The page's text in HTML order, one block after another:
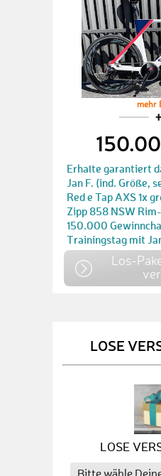
mehr
Erhalte garantiert
Jan F. (ind. Größe,
Red e Tap AXS 1x
Zipp 858 NSW
150.000
Trainingstag mit
Los-
LOSE
LOSE